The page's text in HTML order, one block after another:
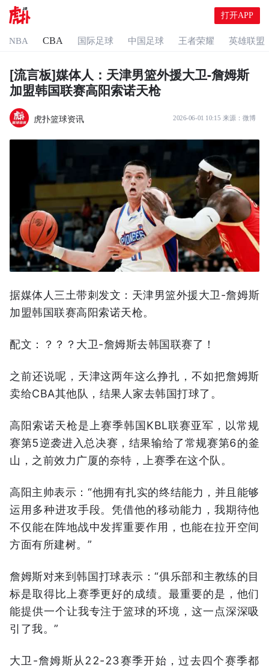
打开APP
NBA CBA 国际足球 中国足球 王者荣耀 英雄联盟
[流言板]媒体人：天津男篮外援大卫-詹姆斯
加盟韩国联赛高阳索诺天枪
虎扑篮球资讯 2026-06-01 10:15 来源： 微博
据媒体人三土带刺发文：天津男篮外援大卫-詹姆斯
加盟韩国联赛高阳索诺天枪。
配文：？？？大卫-詹姆斯去韩国联赛了！
之前还说呢，天津这两年这么挣扎，不如把詹姆斯
卖给CBA其他队，结果人家去韩国打球了。
高阳索诺天枪是上赛季韩国KBL联赛亚军，以常规
赛第5逆袭进入总决赛，结果输给了常规赛第6的釜
山，之前效力广厦的奈特，上赛季在这个队。
高阳主帅表示：“他拥有扎实的终结能力，并且能够
运用多种进攻手段。凭借他的移动能力，我期待他
不仅能在阵地战中发挥重要作用，也能在拉开空间
方面有所建树。”
詹姆斯对来到韩国打球表示：“俱乐部和主教练的目
标是取得比上赛季更好的成绩。最重要的是，他们
能提供一个让我专注于篮球的环境，这一点深深吸
引了我。”
大卫-詹姆斯从22-23赛季开始，过去四个赛季都